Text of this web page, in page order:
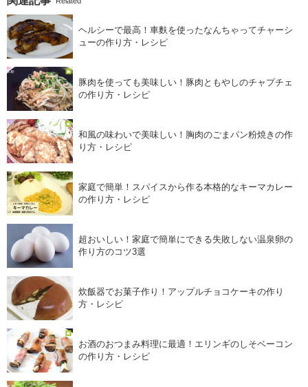
ヘルシーで最高！車麩を使ったなんちゃってチャーシ
ューの作り方・レシピ
豚肉を使っても美味しい！豚肉ともやしのチャプチェ
の作り方・レシピ
和風の味わいで美味しい！胸肉のごまパン粉焼きの作
り方・レシピ
家庭で簡単！スパイスから作る本格的なキーマカレー
の作り方・レシピ
超おいしい！家庭で簡単にできる失敗しない温泉卵の
作り方のコツ3選
炊飯器でお菓子作り！アップルチョコケーキの作り
方・レシピ
お酒のおつまみ料理に最適！エリンギのしそベーコン
の作り方・レシピ